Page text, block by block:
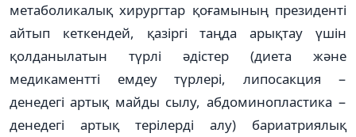
метаболикалық хирургтар қоғамының президенті
айтып кеткендей, қазіргі таңда арықтау үшін
қолданылатын түрлі әдістер (диета және
медикаментті емдеу түрлері, липосакция −
денедегі артық майды сылу, абдоминопластика −
денедегі артық терілерді алу) бариатриялық